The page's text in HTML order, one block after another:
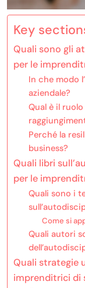
Key
Quali sono gli
per le
In che modo
aziendale?
Qual è il
Perché la
business?
Quali libri
per le
Quali sono i
Come si
Quali autori
Quali strategie
imprenditrici di